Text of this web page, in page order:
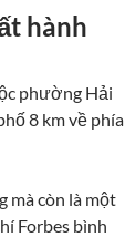
hành
phường Hải
8 km về phía
mà còn là một
Forbes bình